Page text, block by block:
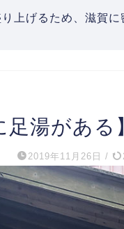
上げるため、滋賀
湯がある
2019年11月26日 /